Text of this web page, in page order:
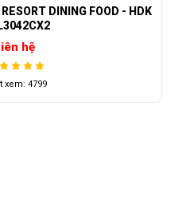
DINING FOOD - HDK
hệ
xem: 4799